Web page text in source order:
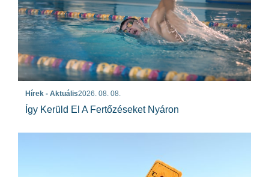
Hírek - Aktuális2026. 08. 08.
Így Kerüld El A Fertőzéseket Nyáron